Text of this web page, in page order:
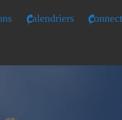
Calendriers